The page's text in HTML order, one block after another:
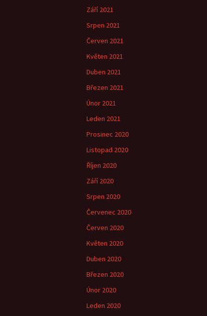
Září 2021
Srpen 2021
Červen 2021
Květen 2021
Duben 2021
Březen 2021
Únor 2021
Leden 2021
Prosinec 2020
Listopad 2020
Říjen 2020
Září 2020
Srpen 2020
Červenec 2020
Červen 2020
Květen 2020
Duben 2020
Březen 2020
Únor 2020
Leden 2020